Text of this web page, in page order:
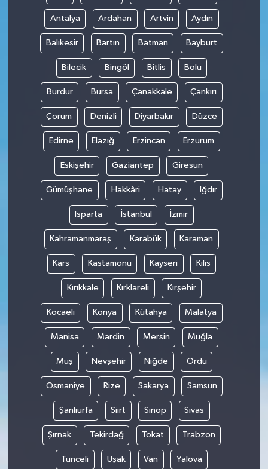
Antalya Ardahan Artvin Aydın
Balıkesir Bartın Batman Bayburt
Bilecik Bingöl Bitlis Bolu
Burdur Bursa Çanakkale Çankırı
Çorum Denizli Diyarbakır Düzce
Edirne Elazığ Erzincan Erzurum
Eskişehir Gaziantep Giresun
Gümüşhane Hakkâri Hatay Iğdır
Isparta İstanbul İzmir
Kahramanmaraş Karabük Karaman
Kars Kastamonu Kayseri Kilis
Kırıkkale Kırklareli Kırşehir
Kocaeli Konya Kütahya Malatya
Manisa Mardin Mersin Muğla
Muş Nevşehir Niğde Ordu
Osmaniye Rize Sakarya Samsun
Şanlıurfa Siirt Sinop Sivas
Şırnak Tekirdağ Tokat Trabzon
Tunceli Uşak Van Yalova